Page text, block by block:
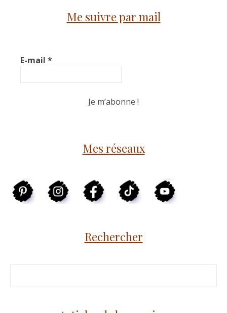
Me suivre par mail
E-mail *
Mes réseaux
Rechercher